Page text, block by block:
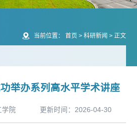
当前位置： 首页> 科研新闻 > 正文
举办系列高水平学术讲座
学院 更新时间：2026-04-30